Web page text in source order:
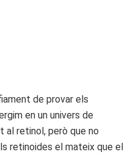
de provar els
en un univers de
al retinol, però que no
retinoides el mateix que el